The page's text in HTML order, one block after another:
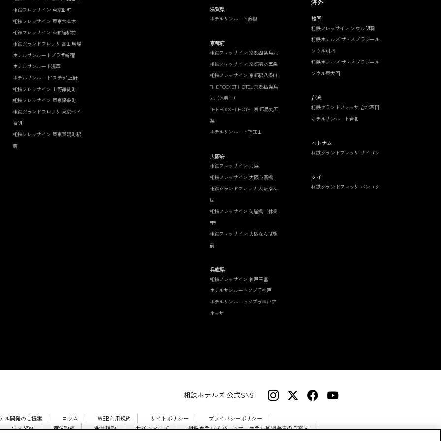
相鉄フレッサイン 東京田町
相鉄フレッサイン 東京六本木
相鉄フレッサイン 東新宿駅前
相鉄グランドフレッサ 高田馬場
ホテルサンルートプラザ新宿
ホテルサンルート浅草
ホテルサンルート"ステラ"上野
相鉄フレッサイン 上野御徒町
相鉄フレッサイン 東京錦糸町
相鉄グランドフレッサ 東京ベイ
有明
相鉄フレッサイン 東京東陽町駅
前
滋賀県
ホテルサンルート彦根
京都府
相鉄フレッサイン 京都四条烏丸
相鉄フレッサイン 京都清水五条
相鉄フレッサイン 京都駅八条口
THE POCKET HOTEL 京都四条烏
丸（休業中）
THE POCKET HOTEL 京都烏丸五
条
ホテルサンルート福知山
大阪府
相鉄フレッサイン 北浜
相鉄フレッサイン 大阪心斎橋
相鉄グランドフレッサ 大阪なん
ば
相鉄フレッサイン 淀屋橋（休業
中）
相鉄フレッサイン 大阪なんば駅
前
兵庫県
相鉄フレッサイン 神戸三宮
ホテルサンルートソプラ神戸
ホテルサンルートソプラ神戸ア
ネッサ
海外
韓国
相鉄フレッサイン ソウル明洞
相鉄ホテルズ ザ・スプラジール
ソウル明洞
相鉄ホテルズ ザ・スプラジール
ソウル東大門
台湾
相鉄グランドフレッサ 台北西門
ホテルサンルート台北
ベトナム
相鉄グランドフレッサ サイゴン
タイ
相鉄グランドフレッサ バンコク
相鉄ホテルズ 公式SNS
ル開発のご提案 コラム WEB利用規約 サイトポリシー
プライバシーポリシー
法人契約 宿泊約款 会員規約 サイトマップ
相鉄ホテルズ パートナーホテル加盟募集のご案内